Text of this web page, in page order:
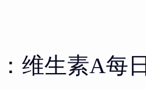
：维生素A每